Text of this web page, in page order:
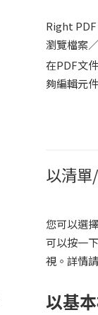
Right
瀏覽檔案
在PDF文
夠編輯元
以清
您可以選
可以按一
視。詳情
以基